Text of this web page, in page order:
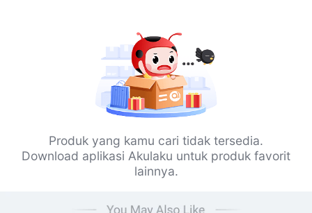
Produk yang kamu cari tidak tersedia.
Download aplikasi Akulaku untuk produk favorit
lainnya.